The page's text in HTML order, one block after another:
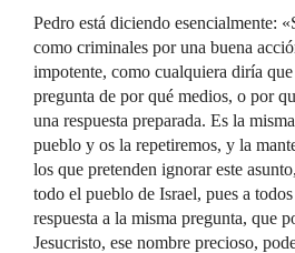
Pedro está diciendo esencialmente:
como criminales por una buena
impotente, como cualquiera diría que
pregunta de por qué medios, o por
una respuesta preparada. Es la
pueblo y os la repetiremos, y la
los que pretenden ignorar este
todo el pueblo de Israel, pues a
respuesta a la misma pregunta, que
Jesucristo, ese nombre precioso,